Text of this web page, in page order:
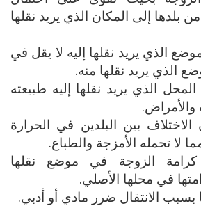
بلدها إلى المكان الذي يريد نقلها
الذي يريد نقلها إليه لا يقل في
الذي يريد نقلها منه.
الذي يريد نقلها إليه طبيعته
والأمراض.
بين البلدين في الحرارة
لا تحمله الأمزجة والطباع.
الزوجة في موضع نقلها
في محلها الأصلي.
بسبب الانتقال ضرر مادي أو أدبي.